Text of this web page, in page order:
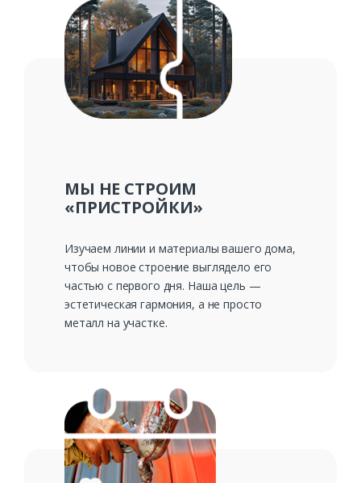
Заказать
Ваше имя*
Комментарий к заказу
МЫ НЕ СТРОИМ
«ПРИСТРОЙКИ»
Изучаем линии и материалы вашего дома,
чтобы новое строение выглядело его
частью с первого дня. Наша цель —
эстетическая гармония, а не просто
металл на участке.